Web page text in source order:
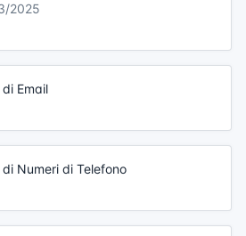
2025
Email
Numeri di Telefono